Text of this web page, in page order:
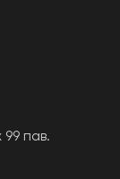
99 пав.